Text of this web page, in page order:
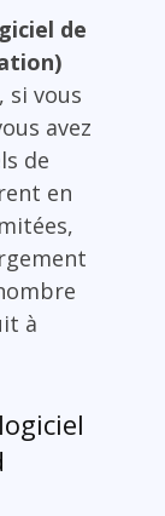
de
si vous
avez
de
en
à